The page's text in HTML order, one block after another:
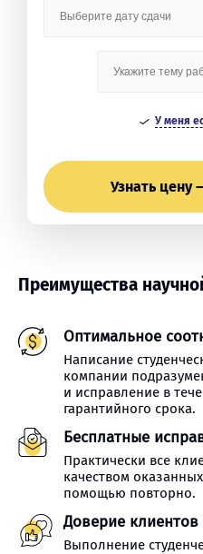
У меня
Узнать цену
Преимущества
Оптимальное
Написание
компании
и исправление в
гарантийного срока.
Бесплатные
Практически все
качеством
помощью повторно.
Доверие клиентов
Выполнение